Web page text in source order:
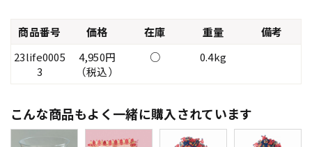
商品番号 価格 在庫 重量
備考
23life0005
3
4,950円
（税込）
○ 0.4kg
こんな商品もよく一緒に購入されています